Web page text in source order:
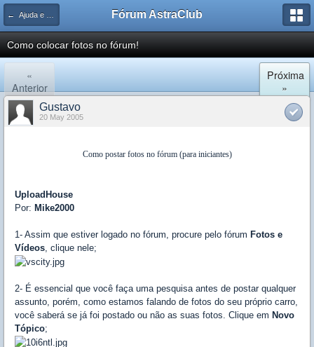
← Ajuda e Suporte Fórum AstraClub
Como colocar fotos no fórum!
«
Anterior
Próxima
»
Gustavo
20 May 2005
Como postar fotos no fórum (para iniciantes)
UploadHouse
Por: Mike2000
1- Assim que estiver logado no fórum, procure pelo fórum Fotos e
Vídeos, clique nele;
2- É essencial que você faça uma pesquisa antes de postar qualquer
assunto, porém, como estamos falando de fotos do seu próprio carro,
você saberá se já foi postado ou não as suas fotos. Clique em Novo
Tópico;